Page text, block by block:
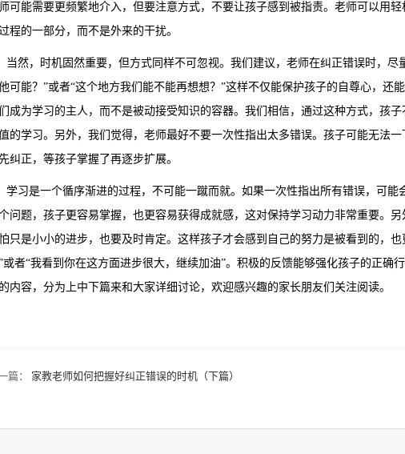
可能需要更频繁地介入，但要注意方式，不要让孩子感到被指责。老师可以用
程的一部分，而不是外来的干扰。
然，时机固然重要，但方式同样不可忽视。我们建议，老师在纠正错误时，尽
可能？”或者“这个地方我们能不能再想想？”这样不仅能保护孩子的自尊心，
成为学习的主人，而不是被动接受知识的容器。我们相信，通过这种方式，孩
的学习。另外，我们觉得，老师最好不要一次性指出太多错误。孩子可能无法
纠正，等孩子掌握了再逐步扩展。
习是一个循序渐进的过程，不可能一蹴而就。如果一次性指出所有错误，可能
问题，孩子更容易掌握，也更容易获得成就感，这对保持学习动力非常重要。
只是小小的进步，也要及时肯定。这样孩子才会感到自己的努力是被看到的，
”或者“我看到你在这方面进步很大，继续加油”。积极的反馈能够强化孩子的正
内容，分为上中下篇来和大家详细讨论，欢迎感兴趣的家长朋友们关注阅读。
篇： 家教老师如何把握好纠正错误的时机（下篇）